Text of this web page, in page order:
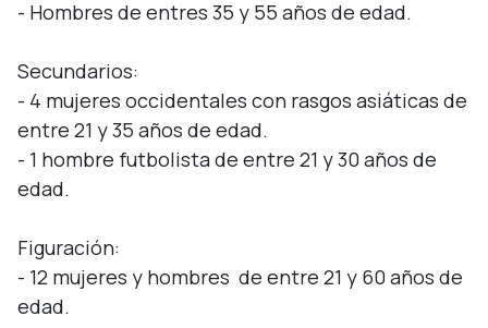
- Hombres de entres 35 y 55 años de edad.
Secundarios:
- 4 mujeres occidentales con rasgos asiáticas de
entre 21 y 35 años de edad.
- 1 hombre futbolista de entre 21 y 30 años de
edad.
Figuración:
- 12 mujeres y hombres  de entre 21 y 60 años de
edad.